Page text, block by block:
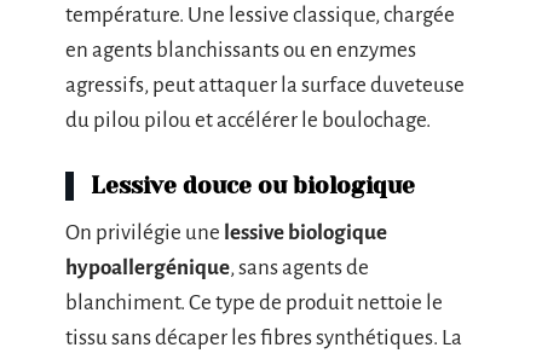
température. Une lessive classique, chargée
en agents blanchissants ou en enzymes
agressifs, peut attaquer la surface duveteuse
du pilou pilou et accélérer le boulochage.
Lessive douce ou biologique
On privilégie une lessive biologique
hypoallergénique, sans agents de
blanchiment. Ce type de produit nettoie le
tissu sans décaper les fibres synthétiques. La